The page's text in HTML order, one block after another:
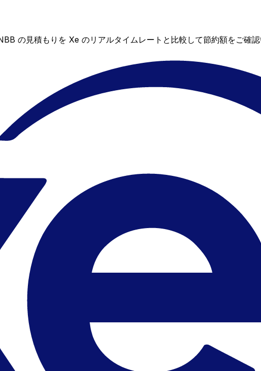
の見積もりを Xe のリアルタイムレートと比較して節約額をご確